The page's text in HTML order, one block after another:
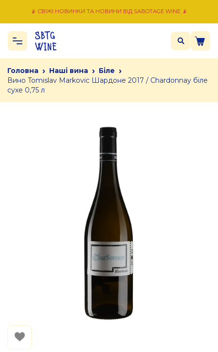
📡 СВІЖІ НОВИНКИ ТА НОВИНИ ВІД SABOTAGE WINE 📡
Головна › Наші вина › Біле ›
Вино Tomislav Markovic Шардоне 2017 / Chardonnay біле
сухе 0,75 л